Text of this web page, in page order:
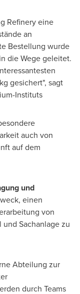
Refinery eine
an
Bestellung wurde
die Wege geleitet.
gesichert", sagt
Instituts
auch von
auf dem
und
einen
von
Sachanlage zu
Abteilung zur
durch Teams